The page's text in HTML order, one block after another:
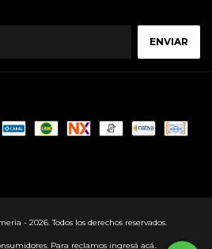
- 2026. Todos los derechos reservados.
Para reclamos ingresá acá.